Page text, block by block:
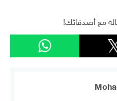
مع أصدقائك!